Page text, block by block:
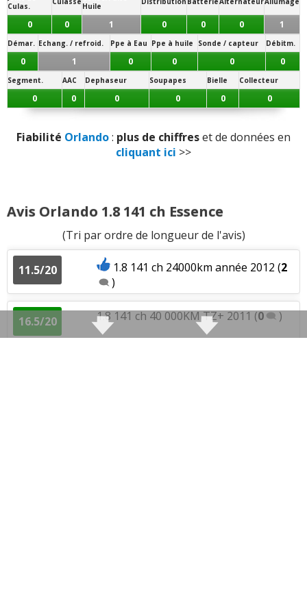
Consommation
Rapport qualité/prix:1aime
Style:8aiment
Equipement:2aiment
Poids: 1n'aime pas
Fiabilité: 2aiment
Service après vente:1n'aime pas
Entretien (coût):2aiment
Accessibilité moteur:1aime
Culas.
Huile
0 0 1 0 0 0 1
Démar. Echang. / refroid. Ppe à Eau Ppe à huile Sonde / capteur Débitm.
0 1 0 0 0 0
Segment. AAC Dephaseur Soupapes Bielle Collecteur
0 0 0 0 0 0
Fiabilité Orlando: plus de chiffreset de données en
cliquant ici >>
Avis Orlando 1.8 141 ch Essence
(Tri par ordre de longueur de l'avis)
11.5/20 1.8 141 ch 24000km année 2012 (2
)
16.5/20 1.8 141 ch 40 000KM TZ+ 2011 (0 )